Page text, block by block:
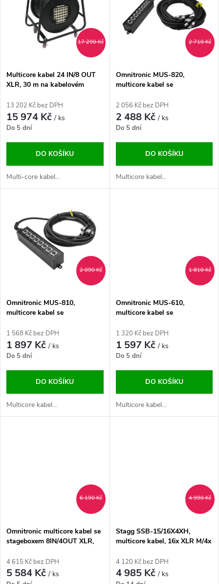
p
r
o
u
s
p
r
o
d
u
k
17 290 Kč
Multicore kabel 24 IN/8 OUT
XLR, 30 m na kabelovém
13 202 Kč bez DPH
15 974 Kč/ ks
Do 5 dní
DO KOŠÍKU
Multi-core kabel...
2 710 Kč
Omnitronic MUS-820,
multicore kabel se
2 056 Kč bez DPH
2 488 Kč/ ks
Do 5 dní
DO KOŠÍKU
Multicore kabel...
2 090 Kč
Omnitronic MUS-810,
multicore kabel se
1 568 Kč bez DPH
1 897 Kč/ ks
Do 5 dní
DO KOŠÍKU
Multicore kabel...
1 810 Kč
Omnitronic MUS-610,
multicore kabel se
1 320 Kč bez DPH
1 597 Kč/ ks
Do 5 dní
DO KOŠÍKU
Multicore kabel...
6 190 Kč
Omnitronic multicore kabel se
stageboxem 8IN/4OUT XLR,
4 615 Kč bez DPH
5 584 Kč/ ks
4 990 Kč
Stagg SSB-15/16X4XH,
multicore kabel, 16x XLR M/4x
4 120 Kč bez DPH
4 985 Kč/ ks